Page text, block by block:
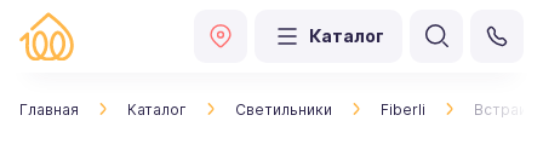
Каталог
Главная Каталог Светильники Fiberli